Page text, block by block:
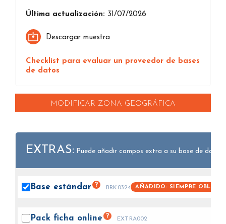
Última actualización: 31/07/2026
Descargar muestra
Checklist para evaluar un proveedor de bases
de datos
MODIFICAR ZONA GEOGRÁFICA
EXTRAS: Puede añadir campos extra a su base de datos.
Base estándar ? BRK0324 AÑADIDO: SIEMPRE
Pack ficha online ? EXTRA002